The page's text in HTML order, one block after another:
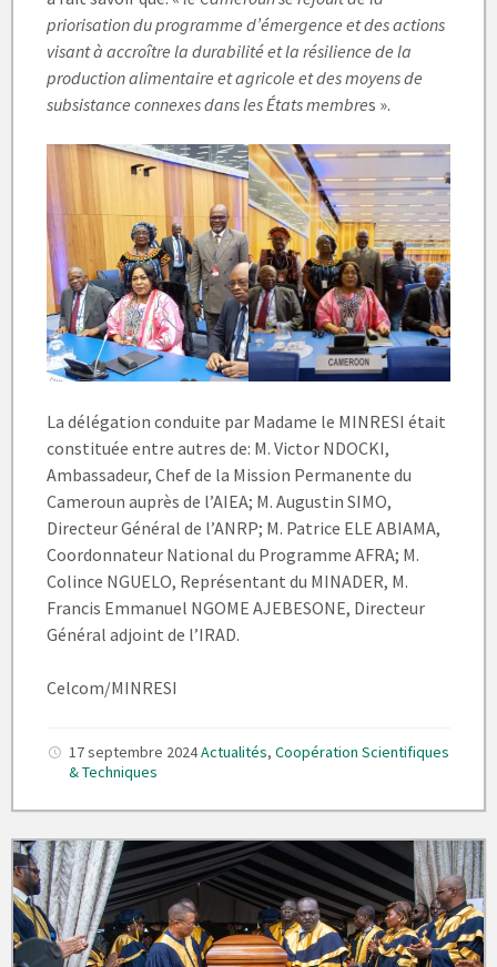
priorisation du programme d’émergence et des actions
visant à accroître la durabilité et la résilience de la
production alimentaire et agricole et des moyens de
subsistance connexes dans les États membres ».
La délégation conduite par Madame le MINRESI était
constituée entre autres de: M. Victor NDOCKI,
Ambassadeur, Chef de la Mission Permanente du
Cameroun auprès de l’AIEA; M. Augustin SIMO,
Directeur Général de l’ANRP; M. Patrice ELE ABIAMA,
Coordonnateur National du Programme AFRA; M.
Colince NGUELO, Représentant du MINADER, M.
Francis Emmanuel NGOME AJEBESONE, Directeur
Général adjoint de l’IRAD.
Celcom/MINRESI
17 septembre 2024Actualités, Coopération Scientifiques
& Techniques